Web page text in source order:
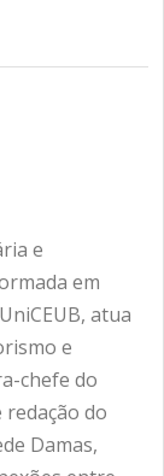
e
em
atua
e
chefe do
do
Damas,